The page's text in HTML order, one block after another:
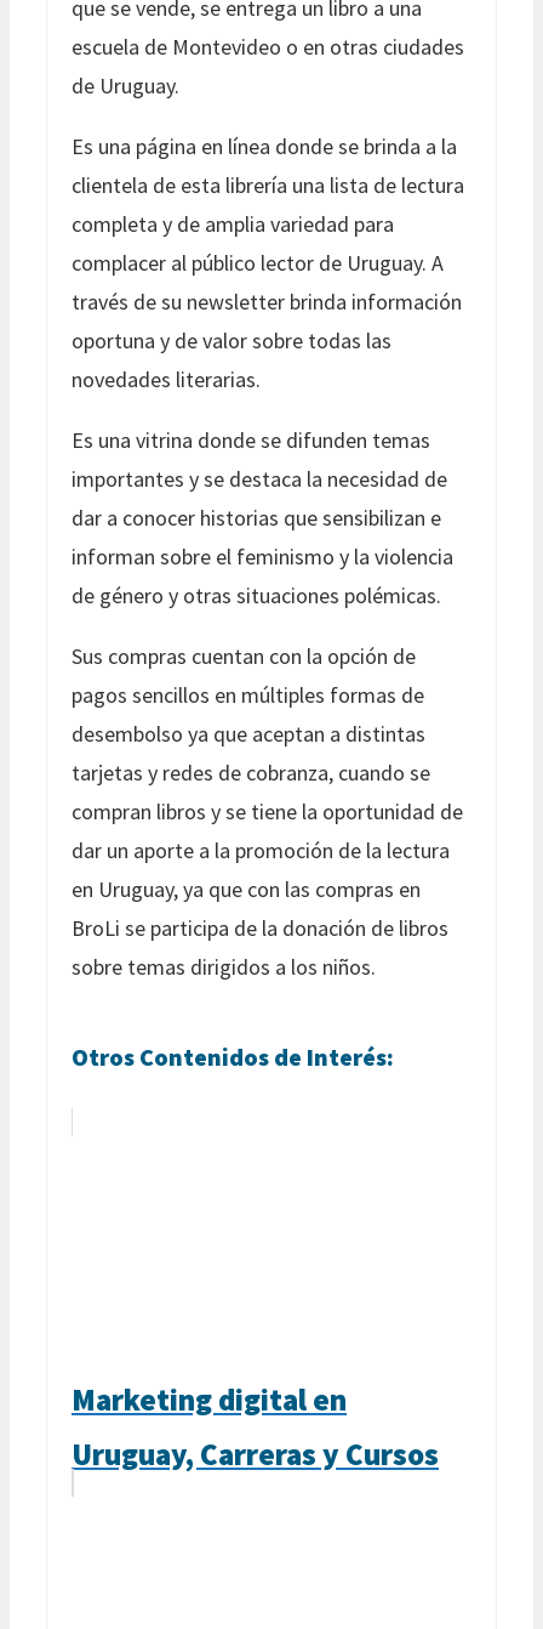
que se vende, se entrega un libro a una
escuela de Montevideo o en otras ciudades
de Uruguay.
Es una página en línea donde se brinda a la
clientela de esta librería una lista de lectura
completa y de amplia variedad para
complacer al público lector de Uruguay. A
través de su newsletter brinda información
oportuna y de valor sobre todas las
novedades literarias.
Es una vitrina donde se difunden temas
importantes y se destaca la necesidad de
dar a conocer historias que sensibilizan e
informan sobre el feminismo y la violencia
de género y otras situaciones polémicas.
Sus compras cuentan con la opción de
pagos sencillos en múltiples formas de
desembolso ya que aceptan a distintas
tarjetas y redes de cobranza, cuando se
compran libros y se tiene la oportunidad de
dar un aporte a la promoción de la lectura
en Uruguay, ya que con las compras en
BroLi se participa de la donación de libros
sobre temas dirigidos a los niños.
Otros Contenidos de Interés:
Marketing digital en
Uruguay, Carreras y Cursos